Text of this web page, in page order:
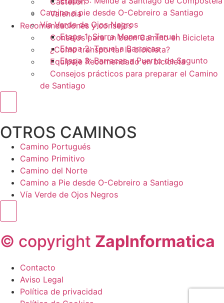
Camino a pie desde O-Cebreiro a Santiago
Vía Verde de Ojos Negros
Etapa 1: Sierra Menera a Teruel
Etapa 2: Teruel a Barracas
Etapa 3: Barracas a Puerto de Sagunto
Valencia
Recomendaciones y consejos
Consejos para un buen Camino en Bicicleta
¿Como transportar la bicicleta?
Equipaje Recomendado en bicicleta
Consejos prácticos para preparar el Camino
de Santiago
OTROS CAMINOS
Camino Portugués
Camino Primitivo
Camino del Norte
Camino a Pie desde O-Cebreiro a Santiago
Vía Verde de Ojos Negros
© copyright ZapInformatica
Contacto
Aviso Legal
Política de privacidad